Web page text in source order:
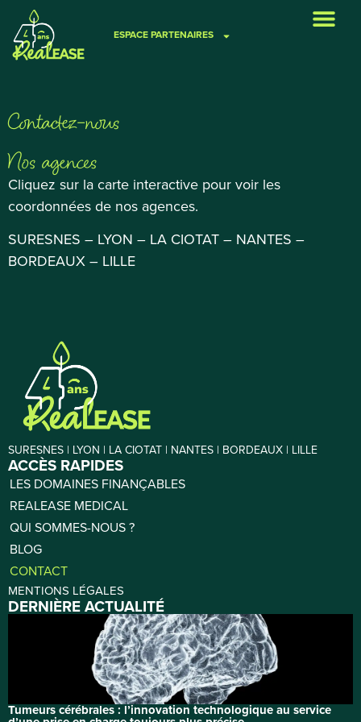
ESPACE PARTENAIRES
Contactez-nous
Nos agences
Cliquez sur la carte interactive pour voir les
coordonnées de nos agences.
SURESNES – LYON – LA CIOTAT – NANTES –
BORDEAUX – LILLE
SURESNES | LYON | LA CIOTAT | NANTES | BORDEAUX | LILLE
ACCÈS RAPIDES
LES DOMAINES FINANÇABLES
REALEASE MEDICAL
QUI SOMMES-NOUS ?
BLOG
CONTACT
MENTIONS LÉGALES
DERNIÈRE ACTUALITÉ
Tumeurs cérébrales : l’innovation technologique au service